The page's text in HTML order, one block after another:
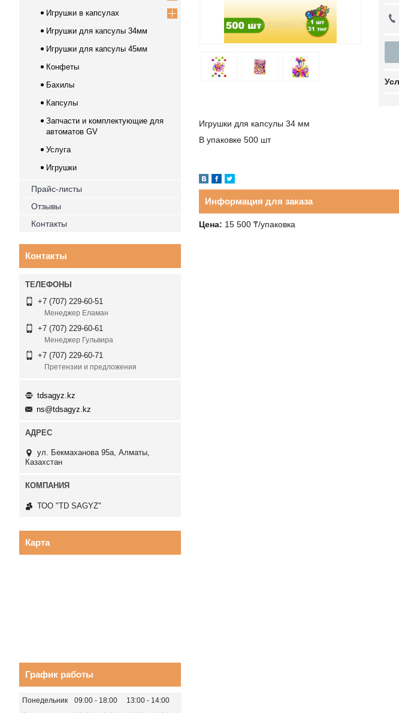
Игрушки для капсулы 34 мм
В упаковке 500 шт
Информация для заказа
Цена: 15 500 ₸/упаковка
Игрушки в капсулах
Игрушки для капсулы 34мм
Игрушки для капсулы 45мм
Конфеты
Бахилы
Капсулы
Запчасти и комплектующие для
автоматов GV
Услуга
Игрушки
Прайс-листы
Отзывы
Контакты
Контакты
+7 (707) 229-60-51
Менеджер Еламан
+7 (707) 229-60-61
Менеджер Гульвира
+7 (707) 229-60-71
Претензии и предложения
tdsagyz.kz
ns@tdsagyz.kz
ул. Бекмаханова 95а, Алматы,
Казахстан
ТОО "TD SAGYZ"
Карта
График работы
Понедельник 09:00 18:00 13:00
14:00